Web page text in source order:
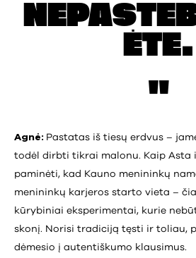
ĖTE.
Agnė: Pastatas iš tiesų erdvus –
todėl dirbti tikrai malonu. Kaip Asta
paminėti, kad Kauno menininkų
menininkų karjeros starto vieta –
kūrybiniai eksperimentai, kurie
skonį. Norisi tradiciją tęsti ir toliau,
dėmesio į autentiškumo klausimus.